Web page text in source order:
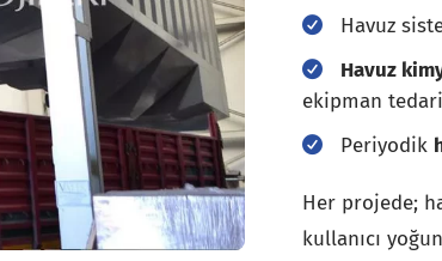
Havuz
Havuz
ekipman
Periyodik
Her projede;
kullanıcı